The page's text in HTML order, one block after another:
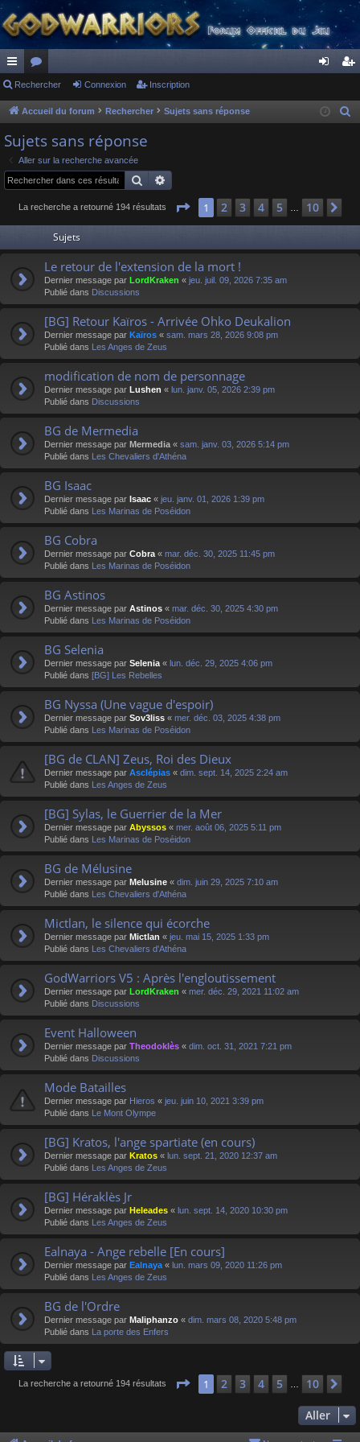
ac
co
ur
ci
s
or
u
s
ne cri
Rechercher Connexion Inscription
Accueil du forum Rechercher Sujets sans réponse
e
Sujets sans réponse
Aller sur la recherche avancée
Rechercher
La recherche a retourné 194 résultats Page 1sur 10
1 2 3 4 5 10
Sujets
Le retour de l'extension de la mort !
Dernier message par LordKraken « jeu. juil. 09, 2026 7:35 am
Publié dans Discussions
[BG] Retour Kaïros - Arrivée Ohko Deukalion
Dernier message par Kaïros « sam. mars 28, 2026 9:08 pm
Publié dans Les Anges de Zeus
modification de nom de personnage
Dernier message par Lushen « lun. janv. 05, 2026 2:39 pm
Publié dans Discussions
BG de Mermedia
Dernier message par Mermedia « sam. janv. 03, 2026 5:14 pm
Publié dans Les Chevaliers d'Athéna
BG Isaac
Dernier message par Isaac « jeu. janv. 01, 2026 1:39 pm
Publié dans Les Marinas de Poséidon
BG Cobra
Dernier message par Cobra « mar. déc. 30, 2025 11:45 pm
Publié dans Les Marinas de Poséidon
BG Astinos
Dernier message par Astinos « mar. déc. 30, 2025 4:30 pm
Publié dans Les Marinas de Poséidon
BG Selenia
Dernier message par Selenia « lun. déc. 29, 2025 4:06 pm
Publié dans [BG] Les Rebelles
BG Nyssa (Une vague d'espoir)
Dernier message par Sov3liss « mer. déc. 03, 2025 4:38 pm
Publié dans Les Marinas de Poséidon
[BG de CLAN] Zeus, Roi des Dieux
Dernier message par Asclépias « dim. sept. 14, 2025 2:24 am
Publié dans Les Anges de Zeus
[BG] Sylas, le Guerrier de la Mer
Dernier message par Abyssos « mer. août 06, 2025 5:11 pm
Publié dans Les Marinas de Poséidon
BG de Mélusine
Dernier message par Melusine « dim. juin 29, 2025 7:10 am
Publié dans Les Chevaliers d'Athéna
Mictlan, le silence qui écorche
Dernier message par Mictlan « jeu. mai 15, 2025 1:33 pm
Publié dans Les Chevaliers d'Athéna
GodWarriors V5 : Après l'engloutissement
Dernier message par LordKraken « mer. déc. 29, 2021 11:02 am
Publié dans Discussions
Event Halloween
Dernier message par Theodoklès « dim. oct. 31, 2021 7:21 pm
Publié dans Discussions
Mode Batailles
Dernier message par Hieros « jeu. juin 10, 2021 3:39 pm
Publié dans Le Mont Olympe
[BG] Kratos, l'ange spartiate (en cours)
Dernier message par Kratos « lun. sept. 21, 2020 12:37 am
Publié dans Les Anges de Zeus
[BG] Héraklès Jr
Dernier message par Heleades « lun. sept. 14, 2020 10:30 pm
Publié dans Les Anges de Zeus
Ealnaya - Ange rebelle [En cours]
Dernier message par Ealnaya « lun. mars 09, 2020 11:26 pm
Publié dans Les Anges de Zeus
BG de l'Ordre
Dernier message par Maliphanzo « dim. mars 08, 2020 5:48 pm
Publié dans La porte des Enfers
La recherche a retourné 194 résultats Page 1sur 10
1 2 3 4 5 10
Aller